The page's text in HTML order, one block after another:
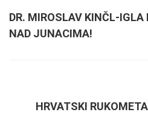
DR. MIROSLAV KINČL-
NAD JUNACIMA!
HRVATSKI